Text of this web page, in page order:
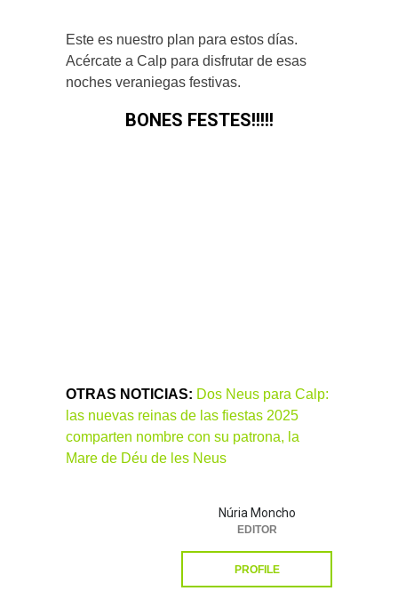
Este es nuestro plan para estos días.
Acércate a Calp para disfrutar de esas
noches veraniegas festivas.
BONES FESTES!!!!!
OTRAS NOTICIAS: Dos Neus para Calp:
las nuevas reinas de las fiestas 2025
comparten nombre con su patrona, la
Mare de Déu de les Neus
Núria Moncho
EDITOR
PROFILE